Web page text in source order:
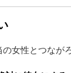
女性とつなが